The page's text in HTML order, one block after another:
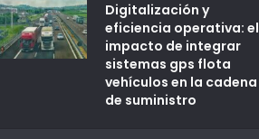
Digitalización y
eficiencia operativa: el
impacto de integrar
sistemas gps flota
vehículos en la cadena
de suministro